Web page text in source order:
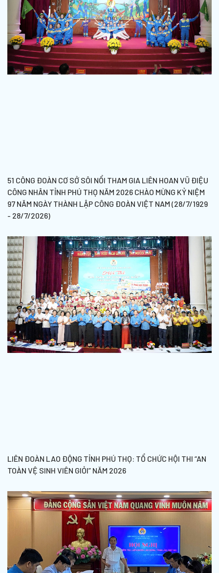
51 CÔNG ĐOÀN CƠ SỞ SÔI NỔI THAM GIA LIÊN HOAN VŨ ĐIỆU
CÔNG NHÂN TỈNH PHÚ THỌ NĂM 2026 CHÀO MỪNG KỶ NIỆM
97 NĂM NGÀY THÀNH LẬP CÔNG ĐOÀN VIỆT NAM (28/7/1929
- 28/7/2026)
LIÊN ĐOÀN LAO ĐỘNG TỈNH PHÚ THỌ: TỔ CHỨC HỘI THI “AN
TOÀN VỆ SINH VIÊN GIỎI” NĂM 2026